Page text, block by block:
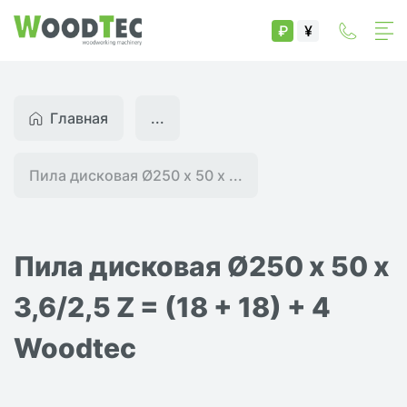
₽ ¥
Главная
Пила дисковая Ø250 х 50 х ...
...
Пила дисковая Ø250 х 50 х
3,6/2,5 Z = (18 + 18) + 4
Woodtec